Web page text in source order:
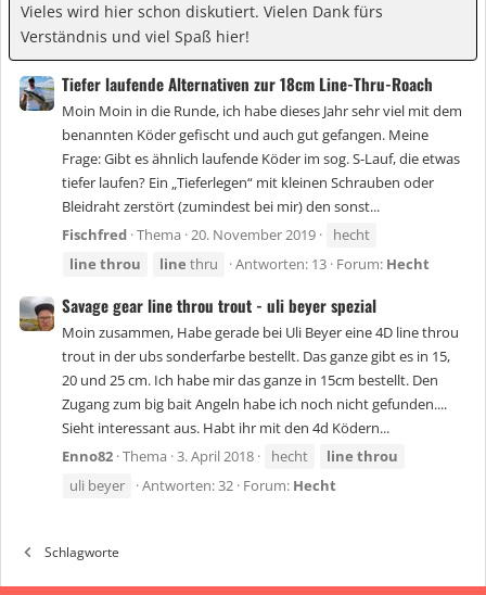
Vieles wird hier schon diskutiert. Vielen Dank fürs
Verständnis und viel Spaß hier!
Tiefer laufende Alternativen zur 18cm Line-Thru-Roach
Moin Moin in die Runde, ich habe dieses Jahr sehr viel mit dem
benannten Köder gefischt und auch gut gefangen. Meine
Frage: Gibt es ähnlich laufende Köder im sog. S-Lauf, die etwas
tiefer laufen? Ein „Tieferlegen“ mit kleinen Schrauben oder
Bleidraht zerstört (zumindest bei mir) den sonst...
Fischfred Thema 20. November 2019
hecht
line throu line thru Antworten: 13 Forum: Hecht
Savage gear line throu trout - uli beyer spezial
Moin zusammen, Habe gerade bei Uli Beyer eine 4D line throu
trout in der ubs sonderfarbe bestellt. Das ganze gibt es in 15,
20 und 25 cm. Ich habe mir das ganze in 15cm bestellt. Den
Zugang zum big bait Angeln habe ich noch nicht gefunden....
Sieht interessant aus. Habt ihr mit den 4d Ködern...
Enno82 Thema 3. April 2018 hecht line throu
uli beyer
Antworten: 32 Forum: Hecht
Schlagworte